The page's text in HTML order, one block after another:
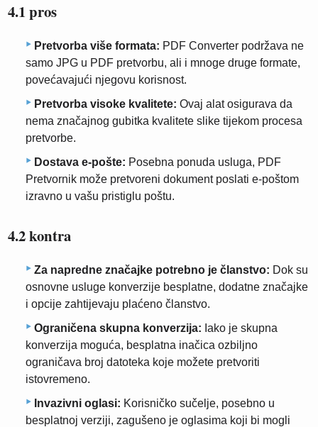
4.1 pros
Pretvorba više formata: PDF Converter podržava ne
samo JPG u PDF pretvorbu, ali i mnoge druge formate,
povećavajući njegovu korisnost.
Pretvorba visoke kvalitete: Ovaj alat osigurava da
nema značajnog gubitka kvalitete slike tijekom procesa
pretvorbe.
Dostava e-pošte: Posebna ponuda usluga, PDF
Pretvornik može pretvoreni dokument poslati e-poštom
izravno u vašu pristiglu poštu.
4.2 kontra
Za napredne značajke potrebno je članstvo: Dok su
osnovne usluge konverzije besplatne, dodatne značajke
i opcije zahtijevaju plaćeno članstvo.
Ograničena skupna konverzija: Iako je skupna
konverzija moguća, besplatna inačica ozbiljno
ograničava broj datoteka koje možete pretvoriti
istovremeno.
Invazivni oglasi: Korisničko sučelje, posebno u
besplatnoj verziji, zagušeno je oglasima koji bi mogli